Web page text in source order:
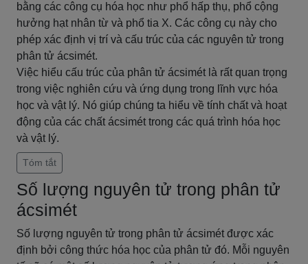
bằng các công cụ hóa học như phổ hấp thụ, phổ cộng
hưởng hạt nhân từ và phổ tia X. Các công cụ này cho
phép xác định vị trí và cấu trúc của các nguyên tử trong
phân tử ácsimét.
Việc hiểu cấu trúc của phân tử ácsimét là rất quan trọng
trong việc nghiên cứu và ứng dụng trong lĩnh vực hóa
học và vật lý. Nó giúp chúng ta hiểu về tính chất và hoạt
động của các chất ácsimét trong các quá trình hóa học
và vật lý.
Tóm tắt
Số lượng nguyên tử trong phân tử
ácsimét
Số lượng nguyên tử trong phân tử ácsimét được xác
định bởi công thức hóa học của phân tử đó. Mỗi nguyên